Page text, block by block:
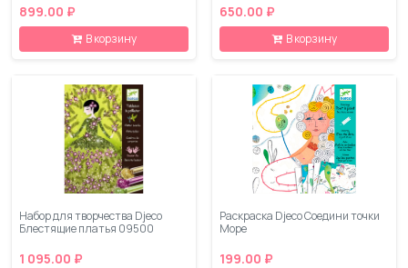
899.00 ₽
В корзину
650.00 ₽
В корзину
Набор для творчества Djeco
Блестящие платья 09500
1 095.00 ₽
Раскраска Djeco Соедини точки
Море
199.00 ₽